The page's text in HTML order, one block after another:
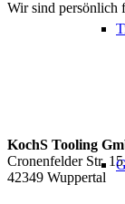
Wir sind persönlich
KochS Tooling
Cronenfelder Str.
42349 Wuppertal